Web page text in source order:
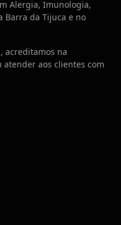
Alergia, Imunologia,
Barra da Tijuca e no
acreditamos na
aos clientes com